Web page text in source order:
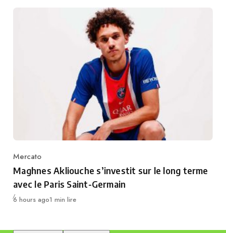
Category
Mercato
Maghnes Akliouche s’investit sur le long terme
avec le Paris Saint-Germain
Publié
6 hours ago1 min lire